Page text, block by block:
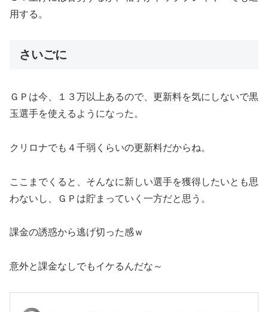
用する。
さいごに
ＧＰは今、１３万以上あるので、更新料を気にしないで黒
玉選手を使えるようになった。
クリロナでも４千弱くらいの更新料だからね。
ここまでくると、そんなに新しい選手を獲得したいとも思
わないし、ＧＰは貯まっていく一方だと思う。
課金の誘惑から逃げ切った感ｗ
意外と課金なしでもイケるんだな～